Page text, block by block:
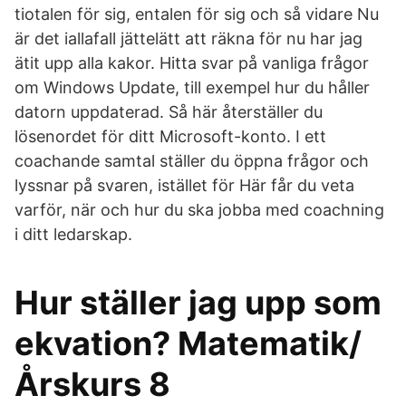
tiotalen för sig, entalen för sig och så vidare Nu
är det iallafall jättelätt att räkna för nu har jag
ätit upp alla kakor. Hitta svar på vanliga frågor
om Windows Update, till exempel hur du håller
datorn uppdaterad. Så här återställer du
lösenordet för ditt Microsoft-konto. I ett
coachande samtal ställer du öppna frågor och
lyssnar på svaren, istället för Här får du veta
varför, när och hur du ska jobba med coachning
i ditt ledarskap.
Hur ställer jag upp som
ekvation? Matematik/
Årskurs 8